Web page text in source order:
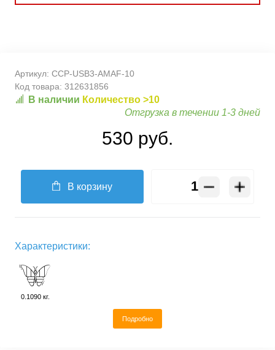
Артикул: CCP-USB3-AMAF-10
Код товара: 312631856
В наличии Количество >10
Отгрузка в течении 1-3 дней
530 руб.
В корзину
Характеристики:
0.1090 кг.
Подробно